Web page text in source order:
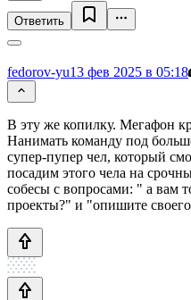
Ответить
fedorov-yu13 фев 2025 в 05:18
В эту же копилку. Мегафон
Нанимать команду под
супер-пупер чел, который
посадим этого чела на
собесы с вопросами: " а вам
проекты?" и "опишите